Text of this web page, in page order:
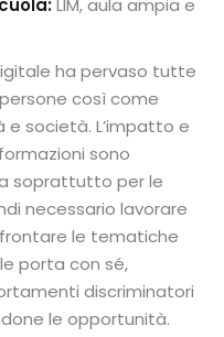
LIM, aula ampia e
ha pervaso tutte
così come
e società. L’impatto e
sono
soprattutto per le
necessario lavorare
le tematiche
porta con sé,
discriminatori
le opportunità.